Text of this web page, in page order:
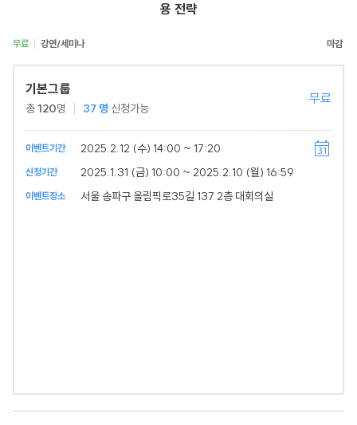
용 전략
무료 강연/세미나
기본그룹
총120명 37 명 신청가능
무료
이벤트기간 2025.2.12 (수) 14:00 ~ 17:20
신청기간 2025.1.31 (금) 10:00 ~ 2025.2.10 (월) 16:59
이벤트장소 서울 송파구 올림픽로35길 137 2층 대회의실